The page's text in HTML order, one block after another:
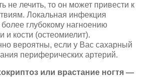
не лечить, то он может привести к
Локальная инфекция
глубокому нагноению
и кости (остеомиелит).
вероятны, если у Вас сахарный
периферических артерий.
или врастание ногтя —